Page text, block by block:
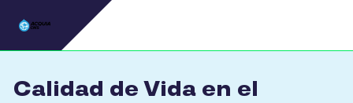
Pasar al contenido principal
Calidad de Vida en el